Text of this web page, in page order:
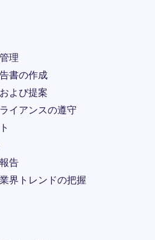
理
書の作成
よび提案
イアンスの遵守
告
界トレンドの把握